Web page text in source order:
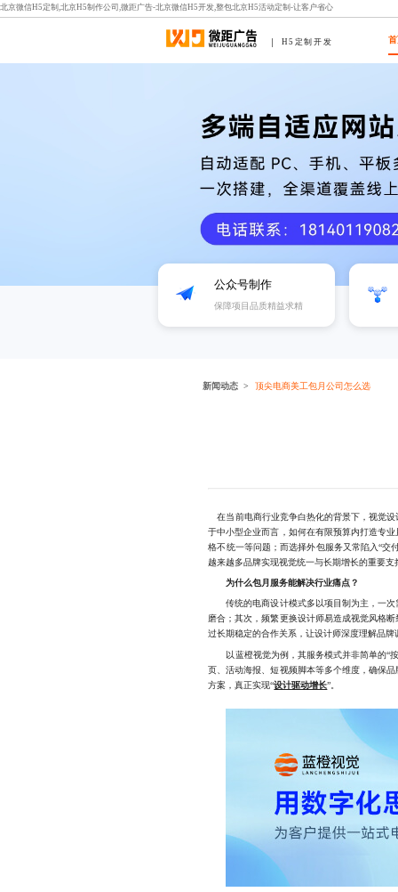
北京微信H5定制,北京H5制作公司,微距广告-北京微信H5开发,整包北京H5活动定制-让客户省心
H5定制开发
公众号制作
保障项目品质精益求精
新闻动态 顶尖电商美工包月公司怎么选
在当前电商行业竞争白热化的背景下，视觉设
于中小型企业而言，如何在有限预算内打造专
格不统一等问题；而选择外包服务又常陷入“交
越来越多品牌实现视觉统一与长期增长的重要支
为什么包月服务能解决行业痛点？
传统的电商设计模式多以项目制为主，一次
磨合；其次，频繁更换设计师易造成视觉风格
过长期稳定的合作关系，让设计师深度理解品
以蓝橙视觉为例，其服务模式并非简单的“按
页、活动海报、短视频脚本等多个维度，确保
方案，真正实现“设计驱动增长”。